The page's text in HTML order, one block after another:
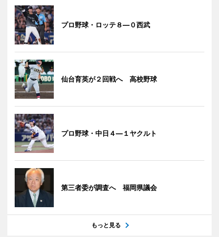
プロ野球・ロッテ８―０西武
仙台育英が２回戦へ 高校野球
プロ野球・中日４―１ヤクルト
第三者委が調査へ 福岡県議会
もっと見る